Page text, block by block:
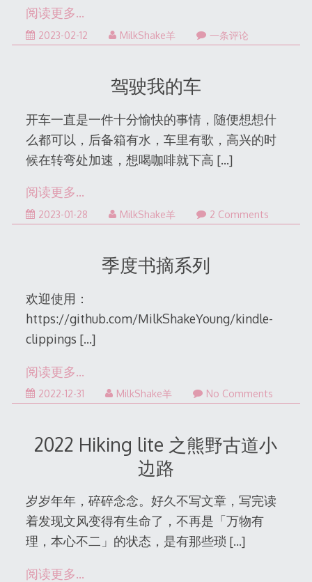
阅读更多…
2023-02-12 MilkShake羊 一条评论
驾驶我的车
开车一直是一件十分愉快的事情，随便想想什
么都可以，后备箱有水，车里有歌，高兴的时
候在转弯处加速，想喝咖啡就下高 […]
阅读更多…
2023-01-282023-
MilkShake羊 2 Comments
季度书摘系列
欢迎使用：
https://github.com/MilkShakeYoung/kindle-
clippings […]
阅读更多…
2022-12-312022-
MilkShake羊 No Comments
2022 Hiking lite 之熊野古道小
边路
岁岁年年，碎碎念念。好久不写文章，写完读
着发现文风变得有生命了，不再是「万物有
理，本心不二」的状态，是有那些琐 […]
阅读更多…